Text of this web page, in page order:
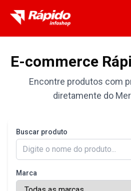
Home
Sobre Nós
Área de Cobertura
Trabalhe conosco
E-commerce
Encontre produtos com
diretamente do
Buscar produto
Marca